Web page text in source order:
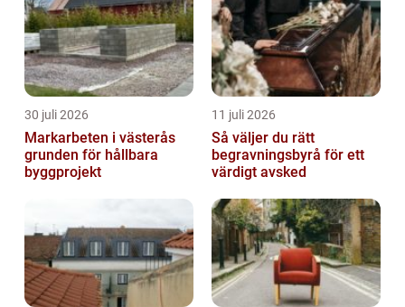
30 juli 2026
Markarbeten i västerås
grunden för hållbara
byggprojekt
11 juli 2026
Så väljer du rätt
begravningsbyrå för ett
värdigt avsked